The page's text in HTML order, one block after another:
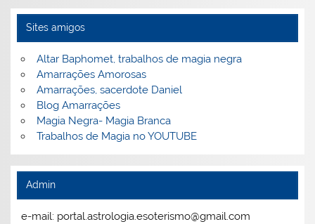
Sites amigos
Altar Baphomet, trabalhos de magia negra
Amarrações Amorosas
Amarrações, sacerdote Daniel
Blog Amarrações
Magia Negra- Magia Branca
Trabalhos de Magia no YOUTUBE
Admin
e-mail: portal.astrologia.esoterismo@gmail.com